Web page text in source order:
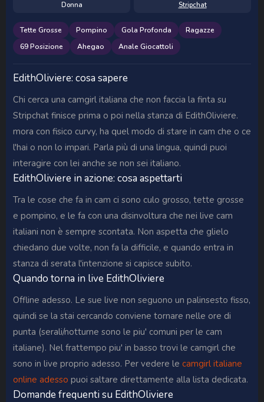
Donna Stripchat
Tette Grosse Pompino Gola Profonda
Ragazze
69 Posizione
Ahegao Anale Giocattoli
EdithOliviere: cosa sapere
Chi cerca una camgirl italiana che non faccia la finta su
Stripchat finisce prima o poi nella stanza di EdithOliviere.
mora con fisico curvy, ha quel modo di stare in cam che o ce
l'hai o non lo impari. Parla più di una lingua, quindi puoi
interagire con lei anche se non sei italiano.
EdithOliviere in azione: cosa aspettarti
Tra le cose che fa in cam ci sono culo grosso, tette grosse
e pompino, e le fa con una disinvoltura che nei live cam
italiani non è sempre scontata. Non aspetta che glielo
chiedano due volte, non fa la difficile, e quando entra in
stanza di serata l'intenzione si capisce subito.
Quando torna in live EdithOliviere
Offline adesso. Le sue live non seguono un palinsesto fisso,
quindi se la stai cercando conviene tornare nelle ore di
punta (serali/notturne sono le piu' comuni per le cam
italiane). Nel frattempo piu' in basso trovi le camgirl che
sono in live proprio adesso. Per vedere le camgirl italiane
online adesso puoi saltare direttamente alla lista dedicata.
Domande frequenti su EdithOliviere